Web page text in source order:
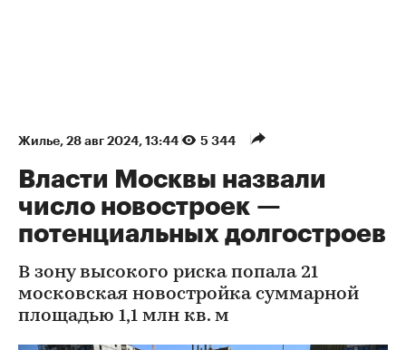
Жилье⁠, 28 авг 2024, 13:44 5 344
Власти Москвы назвали
число новостроек —
потенциальных долгостроев
В зону высокого риска попала 21
московская новостройка суммарной
площадью 1,1 млн кв. м